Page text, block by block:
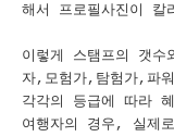
해서 프로필사진이 칼
이렇게 스탬프의 갯
자,모험가,탐험가,파
각각의 등급에 따라
여행자의 경우, 실제